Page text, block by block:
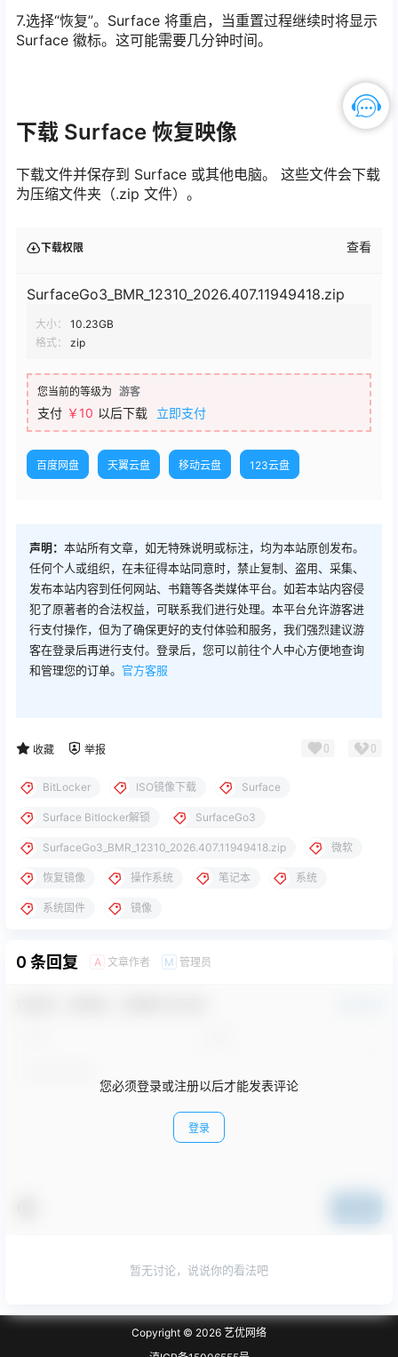
7.选择“恢复”。Surface 将重启，当重置过程继续时将显示
Surface 徽标。这可能需要几分钟时间。
下载 Surface 恢复映像
下载文件并保存到 Surface 或其他电脑。 这些文件会下载
为压缩文件夹（.zip 文件）。
下载权限 查看
SurfaceGo3_BMR_12310_2026.407.11949418.zip
大小：
10.23GB
格式：
zip
您当前的等级为 游客
支付 ￥10 以后下载 立即支付
百度网盘 天翼云盘 移动云盘 123云盘
声明： 本站所有文章，如无特殊说明或标注，均为本站原创发布。
任何个人或组织，在未征得本站同意时，禁止复制、盗用、采集、
发布本站内容到任何网站、书籍等各类媒体平台。如若本站内容侵
犯了原著者的合法权益，可联系我们进行处理。本平台允许游客进
行支付操作，但为了确保更好的支付体验和服务，我们强烈建议游
客在登录后再进行支付。登录后，您可以前往个人中心方便地查询
和管理您的订单。 官方客服
收藏 举报 0 0
BitLocker ISO镜像下载 Surface
Surface Bitlocker解锁 SurfaceGo3
SurfaceGo3_BMR_12310_2026.407.11949418.zip 微软
恢复镜像 操作系统 笔记本 系统
系统固件 镜像
0 条回复 A 文章作者 M 管理员
您必须登录或注册以后才能发表评论
登录
暂无讨论，说说你的看法吧
Copyright © 2026 艺优网络